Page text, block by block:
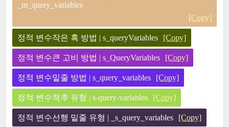
_m_query_variables
[Copy]
정적 변수작은 혹 방법 | s_queryVariables [Copy]
정적 변수큰 고비 방법 | s_QueryVariables [Copy]
정적 변수밑줄 방법 | s_query_variables [Copy]
정적 변수척추 유형 | s-query-variables [Copy]
정적 변수선행 밑줄 유형 | _s_query_variables [Copy]